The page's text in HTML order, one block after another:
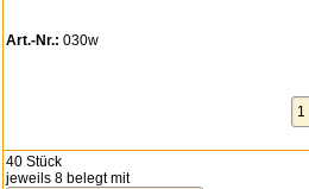
Art.-Nr.: 030w
40 Stück
jeweils 8 belegt mit